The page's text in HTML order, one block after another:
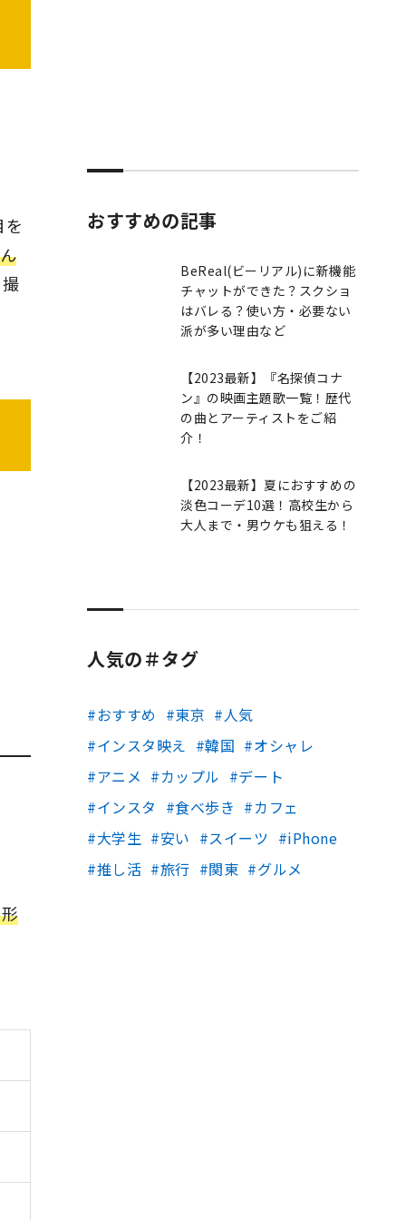
おすすめの記事
BeReal(ビーリアル)に新機能
チャットができた？スクショ
はバレる？使い方・必要ない
派が多い理由など
【2023最新】『名探偵コナ
ン』の映画主題歌一覧！歴代
の曲とアーティストをご紹
介！
【2023最新】夏におすすめの
淡色コーデ10選！高校生から
大人まで・男ウケも狙える！
人気の＃タグ
おすすめ 東京
人気
インスタ映え
韓国
オシャレ
アニメ
カップル
デート
インスタ
食べ歩き
カフェ
大学生
安い スイーツ
iPhone
推し活
旅行 関東 グルメ